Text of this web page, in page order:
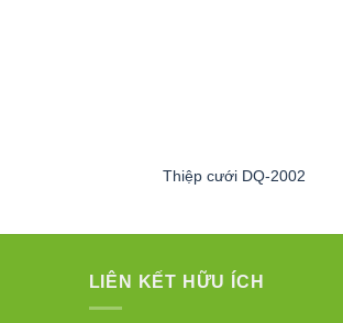
Thiệp cưới DQ-2002
LIÊN KẾT HỮU ÍCH